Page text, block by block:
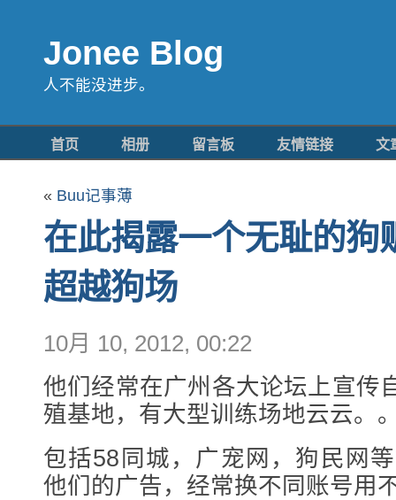
Jonee Blog
人不能没进步。
首页 相册 留言板 友情链接 文
« Buu记事薄
在此揭露一个无耻的狗
超越狗场
10月 10, 2012, 00:22
他们经常在广州各大论坛上宣传
殖基地，有大型训练场地云云。
包括58同城，广宠网，狗民网
他们的广告，经常换不同账号用